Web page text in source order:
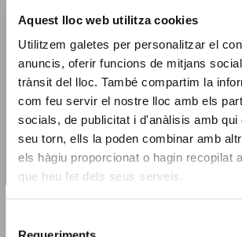
☕
Aquest lloc web utilitza cookies
Utilitzem galetes per personalitzar el
anuncis, oferir funcions de mitjans
trànsit del lloc. També compartim la
com feu servir el nostre lloc amb els
socials, de publicitat i d'anàlisis amb qui
seu torn, ells la poden combinar amb
els hàgiu proporcionat o hagin recopilat
que heu fet dels seus serveis.
Follow this activity on social media
#MuseusAccessibles
Duration
Between 1 and 2 hours
Place
Permanent collection and library